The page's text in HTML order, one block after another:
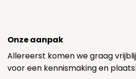
Onze aanpak
Allereerst komen we graag
voor een kennismaking en